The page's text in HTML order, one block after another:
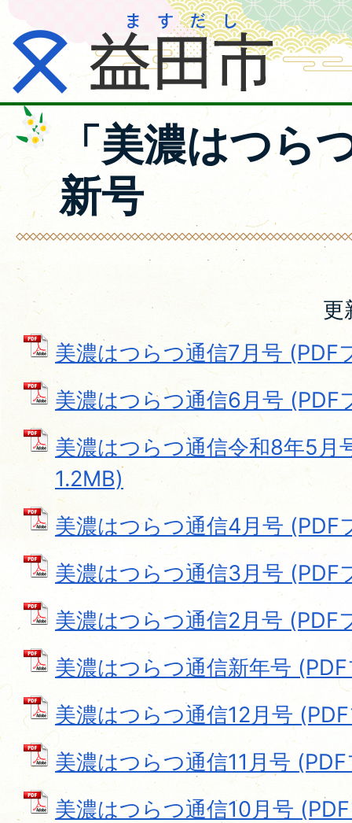
「美濃はつら
新号
更
美濃はつらつ通信7月号 (PDF
美濃はつらつ通信6月号 (PDF
美濃はつらつ通信令和8年5月
1.2MB)
美濃はつらつ通信4月号 (PDF
美濃はつらつ通信3月号 (PDF
美濃はつらつ通信2月号 (PDF
美濃はつらつ通信新年号
美濃はつらつ通信12月号
美濃はつらつ通信11月号
美濃はつらつ通信10月号